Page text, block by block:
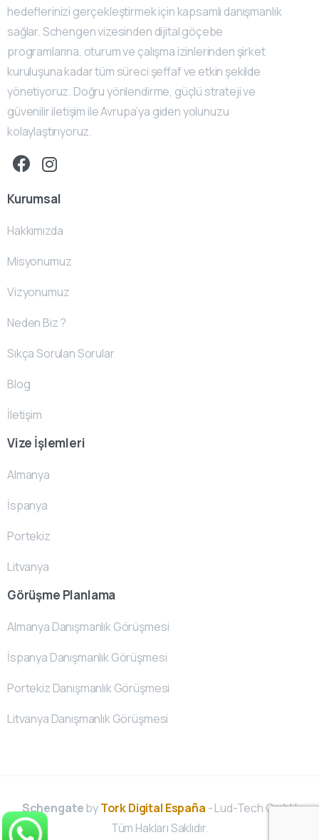
hedeflerinizi gerçekleştirmek için kapsamlı danışmanlık
sağlar. Schengen vizesinden dijital göçebe
programlarına, oturum ve çalışma izinlerinden şirket
kuruluşuna kadar tüm süreci şeffaf ve etkin şekilde
yönetiyoruz. Doğru yönlendirme, güçlü strateji ve
güvenilir iletişim ile Avrupa’ya giden yolunuzu
kolaylaştırıyoruz.
Kurumsal
Hakkımızda
Misyonumuz
Vizyonumuz
Neden Biz ?
Sıkça Sorulan Sorular
Blog
İletişim
Vize İşlemleri
Almanya
İspanya
Portekiz
Litvanya
Görüşme Planlama
Almanya Danışmanlık Görüşmesi
İspanya Danışmanlık Görüşmesi
Portekiz Danışmanlık Görüşmesi
Litvanya Danışmanlık Görüşmesi
SchengatebyTork Digital España - Lud-Tech GmbH
Tüm Hakları Saklıdır.